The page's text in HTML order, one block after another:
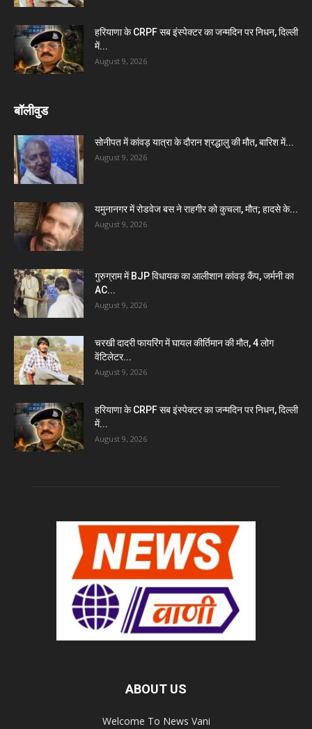
हरियाणा के CRPF सब इंस्पेक्टर का जन्मदिन पर निधन, दिल्ली
में...
August 9, 2026
बॉलीवुड
सोनीपत में कांवड़ यात्रा के दौरान श्रद्धालु की मौत, बारिश में...
August 9, 2026
यमुनानगर में रोडवेज बस ने राहगीर को कुचला, मौत; हादसे के...
August 9, 2026
गुरुग्राम में BJP विधायक का आलीशान कांवड़ कैंप, जर्मनी का
AC...
August 9, 2026
चरखी दादरी फायरिंग में घायल कीर्तिमान की मौत, 4 लोग
वेंटिलेटर...
August 9, 2026
हरियाणा के CRPF सब इंस्पेक्टर का जन्मदिन पर निधन, दिल्ली
में...
August 9, 2026
ABOUT US
Welcome To News Vani